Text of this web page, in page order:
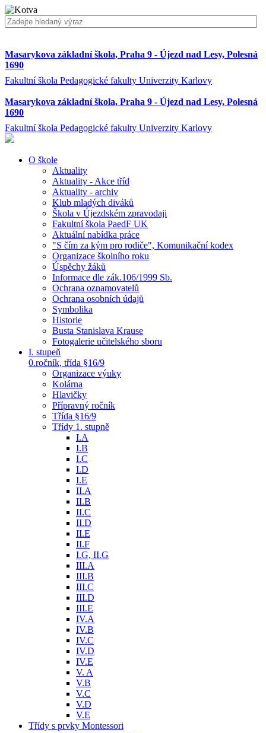
Masarykova základní škola, Praha 9 - Újezd nad Lesy, Polesná
1690
Fakultní škola Pedagogické fakulty Univerzity Karlovy
Masarykova základní škola, Praha 9 - Újezd nad Lesy, Polesná
1690
Fakultní škola Pedagogické fakulty Univerzity Karlovy
O škole
Aktuality
Aktuality - Akce tříd
Aktuality - archiv
Klub mladých diváků
Škola v Újezdském zpravodaji
Fakultní škola PaedF UK
Aktuální nabídka práce
"S čím za kým pro rodiče", Komunikační kodex
Organizace školního roku
Úspěchy žáků
Informace dle zák.106/1999 Sb.
Ochrana oznamovatelů
Ochrana osobních údajů
Symbolika
Historie
Busta Stanislava Krause
Fotogalerie učitelského sboru
I. stupeň
0.ročník, třída §16/9
Organizace výuky
Kolárna
Hlavičky
Přípravný ročník
Třída §16/9
Třídy 1. stupně
I.A
I.B
I.C
I.D
I.E
II.A
II.B
II.C
II.D
II.E
II.F
I.G, II.G
III.A
III.B
III.C
III.D
III.E
IV.A
IV.B
IV.C
IV.D
IV.E
V. A
V.B
V.C
V.D
V.E
Třídy s prvky Montessori